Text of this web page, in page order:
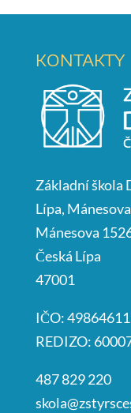
KONTAKTY
Základní škola
Lípa,
Mánesova
Česká Lípa
47001
IČO: 49864611
REDIZO:
487 829 220